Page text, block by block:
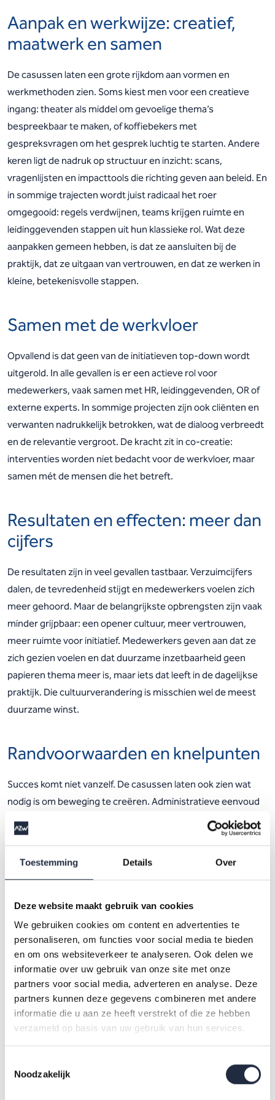
Toestemming Details Over
Deze website maakt gebruik van cookies
We gebruiken cookies om content en advertenties te
personaliseren, om functies voor social media te bieden
en om ons websiteverkeer te analyseren. Ook delen we
informatie over uw gebruik van onze site met onze
partners voor social media, adverteren en analyse. Deze
partners kunnen deze gegevens combineren met andere
informatie die u aan ze heeft verstrekt of die ze hebben
verzameld op basis van uw gebruik van hun services.
Noodzakelijk
Aanpak en werkwijze: creatief,
maatwerk en samen
De casussen laten een grote rijkdom aan vormen en
werkmethoden zien. Soms kiest men voor een creatieve
ingang: theater als middel om gevoelige thema’s
bespreekbaar te maken, of koffiebekers met
gespreksvragen om het gesprek luchtig te starten. Andere
keren ligt de nadruk op structuur en inzicht: scans,
vragenlijsten en impacttools die richting geven aan beleid. En
in sommige trajecten wordt juist radicaal het roer
omgegooid: regels verdwijnen, teams krijgen ruimte en
leidinggevenden stappen uit hun klassieke rol. Wat deze
aanpakken gemeen hebben, is dat ze aansluiten bij de
praktijk, dat ze uitgaan van vertrouwen, en dat ze werken in
kleine, betekenisvolle stappen.
Samen met de werkvloer
Opvallend is dat geen van de initiatieven top-down wordt
uitgerold. In alle gevallen is er een actieve rol voor
medewerkers, vaak samen met HR, leidinggevenden, OR of
externe experts. In sommige projecten zijn ook cliënten en
verwanten nadrukkelijk betrokken, wat de dialoog verbreedt
en de relevantie vergroot. De kracht zit in co-creatie:
interventies worden niet bedacht voor de werkvloer, maar
samen mét de mensen die het betreft.
Resultaten en effecten: meer dan
cijfers
De resultaten zijn in veel gevallen tastbaar. Verzuimcijfers
dalen, de tevredenheid stijgt en medewerkers voelen zich
meer gehoord. Maar de belangrijkste opbrengsten zijn vaak
minder grijpbaar: een opener cultuur, meer vertrouwen,
meer ruimte voor initiatief. Medewerkers geven aan dat ze
zich gezien voelen en dat duurzame inzetbaarheid geen
papieren thema meer is, maar iets dat leeft in de dagelijkse
praktijk. Die cultuurverandering is misschien wel de meest
duurzame winst.
Randvoorwaarden en knelpunten
Succes komt niet vanzelf. De casussen laten ook zien wat
nodig is om beweging te creëren. Administratieve eenvoud
helpt, wan te veel regels kunnen een initiatief juist
frustreren. Goede communicatie is cruciaal: interventies
maatwerk is onmisbaar: generieke oplossingen missen vaak
precies wat nodig is. Het komt erop aan die kennis te
benutten.
Overdraagbaarheid en inspiratie
Veel van de initiatieven zijn opgezet met het oog op bredere
toepassing. Tools en scans zijn vrij beschikbaar,
theaterstukken en campagnemiddelen worden gedeeld en
ervaringen worden actief verspreid. De methodieken zijn
eenvoudig aan te passen aan andere contexten. Wie wil
starten, hoeft niet opnieuw het wiel uit te vinden. Wat telt, is